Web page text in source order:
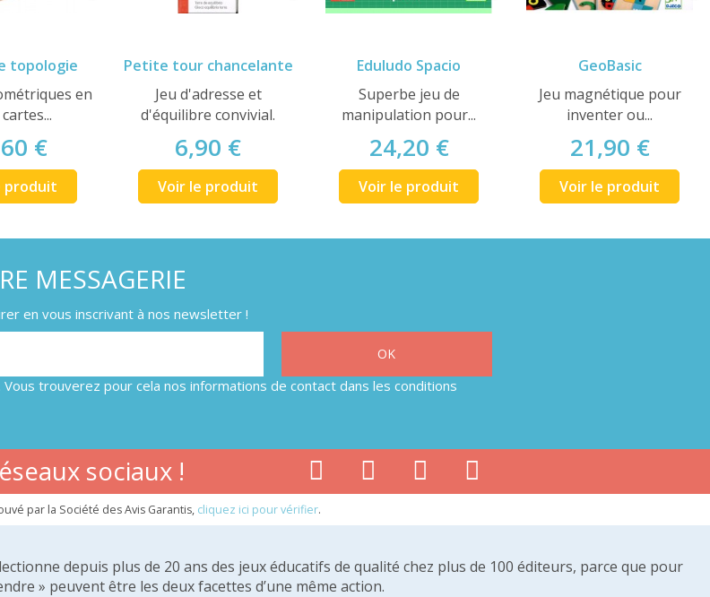
topologie
en
€
produit
Petite tour chancelante
Jeu d'adresse et
d'équilibre convivial.
6,90 €
Voir le produit
Eduludo Spacio
Superbe jeu de
manipulation pour...
24,20 €
Voir le produit
GeoBasic
Jeu magnétique pour
inventer ou...
21,90 €
Voir le produit
MESSAGERIE
en vous inscrivant à nos newsletter !
trouverez pour cela nos informations de contact dans les conditions
sociaux !
par la Société des Avis Garantis, cliquez ici pour vérifier.
depuis plus de 20 ans des jeux éducatifs de qualité chez plus de 100 éditeurs, parce que pour
» peuvent être les deux facettes d’une même action.